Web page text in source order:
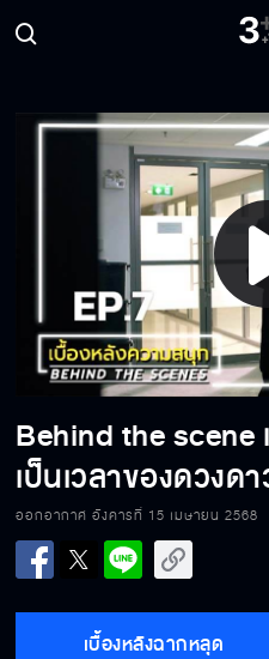
Behind the scene
เป็นเวลาของดวงด
ออกอากาศ อังคารที่ 15 เมษายน 2568
เบื้องหลังฉากหลุด
ของดวง
Behind
ของดวง
Behind
ของดวงด
Behind
ของดวงด
Behind
Behind